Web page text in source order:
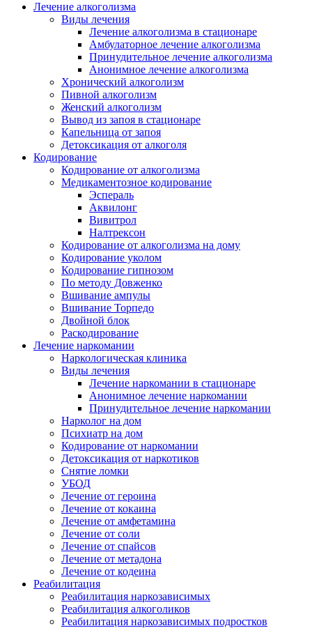
Лечение алкоголизма
Виды лечения
Лечение алкоголизма в стационаре
Амбулаторное лечение алкоголизма
Принудительное лечение алкоголизма
Анонимное лечение алкоголизма
Хронический алкоголизм
Пивной алкоголизм
Женский алкоголизм
Вывод из запоя в стационаре
Капельница от запоя
Детоксикация от алкоголя
Кодирование
Кодирование от алкоголизма
Медикаментозное кодирование
Эспераль
Аквилонг
Вивитрол
Налтрексон
Кодирование от алкоголизма на дому
Кодирование уколом
Кодирование гипнозом
По методу Довженко
Вшивание ампулы
Вшивание Торпедо
Двойной блок
Раскодирование
Лечение наркомании
Наркологическая клиника
Виды лечения
Лечение наркомании в стационаре
Анонимное лечение наркомании
Принудительное лечение наркомании
Нарколог на дом
Психиатр на дом
Кодирование от наркомании
Детоксикация от наркотиков
Снятие ломки
УБОД
Лечение от героина
Лечение от кокаина
Лечение от амфетамина
Лечение от соли
Лечение от спайсов
Лечение от метадона
Лечение от кодеина
Реабилитация
Реабилитация наркозависимых
Реабилитация алкоголиков
Реабилитация наркозависимых подростков